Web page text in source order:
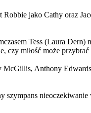
Robbie jako Cathy oraz
Tess (Laura Dern)
czy miłość może przybrać
Anthony
nieoczekiwanie